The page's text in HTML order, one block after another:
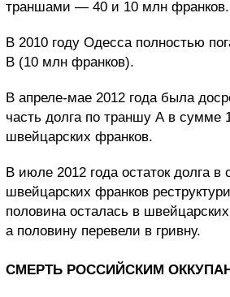
траншами — 40 и 10 млн франков.
В 2010 году Одесса полностью
В (10 млн франков).
В апреле-мае 2012 года была
часть долга по траншу А в сумме
швейцарских франков.
В июле 2012 года остаток долга
швейцарских франков
половина осталась в
а половину перевели в гривну.
СМЕРТЬ РОССИЙСКИМ